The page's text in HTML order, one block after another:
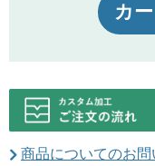
カ
商品についてのお問